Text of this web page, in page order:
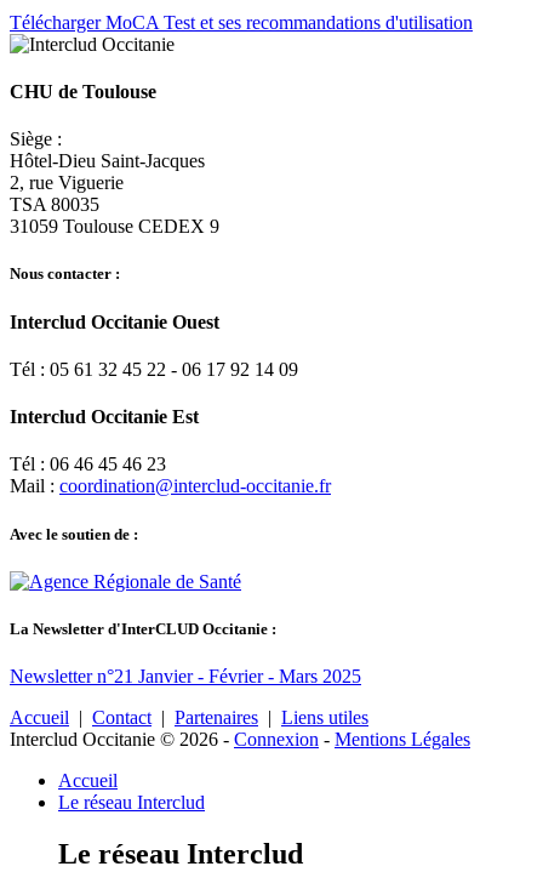
Télécharger MoCA Test et ses recommandations d'utilisation
CHU de Toulouse
Siège :
Hôtel-Dieu Saint-Jacques
2, rue Viguerie
TSA 80035
31059 Toulouse CEDEX 9
Nous contacter :
Interclud Occitanie Ouest
Tél : 05 61 32 45 22 - 06 17 92 14 09
Interclud Occitanie Est
Tél : 06 46 45 46 23
Mail : coordination@interclud-occitanie.fr
Avec le soutien de :
La Newsletter d'InterCLUD Occitanie :
Newsletter n°21 Janvier - Février - Mars 2025
Accueil | Contact | Partenaires | Liens utiles
Interclud Occitanie © 2026 - Connexion - Mentions Légales
Accueil
Le réseau Interclud
Le réseau Interclud